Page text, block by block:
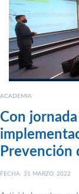
ACADEMIA
Con
Prevención
FECHA: 31 MARZO, 2022